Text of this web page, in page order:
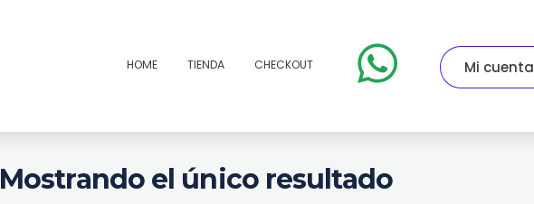
HOME TIENDA CHECKOUT Mi cuenta
Mostrando el único resultado